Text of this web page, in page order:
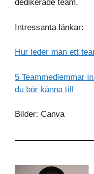
dedikerade team.
Intressanta länkar:
Hur leder man ett
5 Teammedlemmar
du bör känna till
Bilder: Canva